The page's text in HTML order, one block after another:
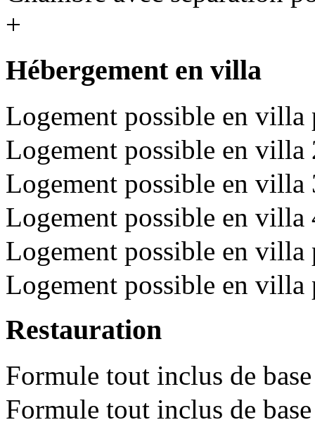
+
Hébergement en villa
Logement possible en
Logement possible en villa
Logement possible en villa
Logement possible en
Logement possible en
Logement possible en
Restauration
Formule tout inclus de base
Formule tout inclus de